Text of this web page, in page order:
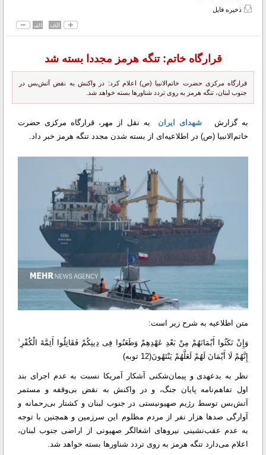
ذخیره فایل
قرارگاه خاتم: تنگه هرمز مجددا بسته شد
قرارگاه مرکزی حضرت خاتم‌الانبیا (ص) اعلام کرد: در واکنش به نقض آتش‌بس در
جنوب لبنان، تنگه هرمز به روی تردد شناورها بسته خواهد شد.
به گزارش شهدای ایران به نقل از مهر، قرارگاه مرکزی حضرت
خاتم‌الانبیا (ص) در اطلاعیه‌ای از بسته شدن مجدد تنگه هرمز خبر داد.
متن اطلاعیه به شرح زیر است:
وَإِنْ نَکَثُوا أَیْمَانَهُمْ مِنْ بَعْدِ عَهْدِهِمْ وَطَعَنُوا فِی دِینِکُمْ فَقَاتِلُوا أَئِمَّةَ الْکُفْرِ ۙ
إِنَّهُمْ لَا أَیْمَانَ لَهُمْ لَعَلَّهُمْ یَنْتَهُونَ(12 توبه)
نظر به بدعهدی‌ و پیمان‌شکنی آشکار آمریکا نسبت به عدم اجرای بند
اول تفاهم‌نامه پایان جنگ، و در واکنش به نقض بی‌وقفه و مستمر
آتش‌بس توسط رژیم صهیونیستی در جنوب لبنان و کشتار بی‌رحمانه و
آوارگی صدها هزار نفر از مردم مظلوم این سرزمین و همچنین با توجه
به عدم عقب‌نشینی نیروهای اشغالگر صهیونی از اراضی جنوب لبنان،
اعلام می‌دارد تنگه هرمز به روی تردد شناورها بسته خواهد شد.